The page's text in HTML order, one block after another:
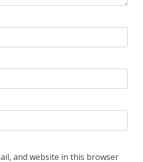
and website in this browser